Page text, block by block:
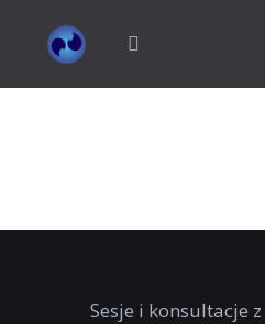
Sesje i konsultacje z